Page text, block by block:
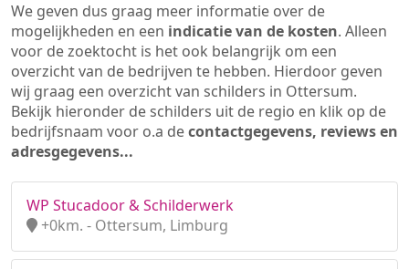
We geven dus graag meer informatie over de
mogelijkheden en een indicatie van de kosten. Alleen
voor de zoektocht is het ook belangrijk om een
overzicht van de bedrijven te hebben. Hierdoor geven
wij graag een overzicht van schilders in Ottersum.
Bekijk hieronder de schilders uit de regio en klik op de
bedrijfsnaam voor o.a decontactgegevens, reviews en
adresgegevens...
WP Stucadoor & Schilderwerk
+0km. - Ottersum, Limburg